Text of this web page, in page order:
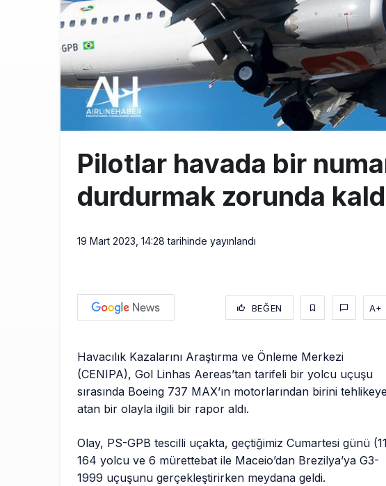
Pilotlar havada bir
durdurmak zorunda
19 Mart 2023, 14:28 tarihinde yayınlandı
BEĞEN A+
Havacılık Kazalarını Araştırma ve Önleme Merkezi
(CENIPA), Gol Linhas Aereas’tan tarifeli bir yolcu uçuşu
sırasında Boeing 737 MAX’ın motorlarından birini tehlikeye
atan bir olayla ilgili bir rapor aldı.
Olay, PS-GPB tescilli uçakta, geçtiğimiz Cumartesi günü
164 yolcu ve 6 mürettebat ile Maceio’dan Brezilya’ya G3-
1999 uçuşunu gerçekleştirirken meydana geldi.